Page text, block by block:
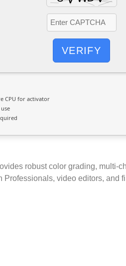
VERIFY
CPU for activator
robust color grading, multi-
video editors, and